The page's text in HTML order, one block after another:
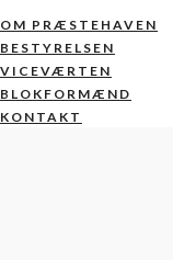
OM PRÆSTEHAVEN
BESTYRELSEN
VICEVÆRTEN
BLOKFORMÆND
KONTAKT